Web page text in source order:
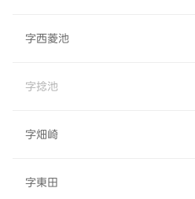
字西菱池
字捻池
字畑崎
字東田